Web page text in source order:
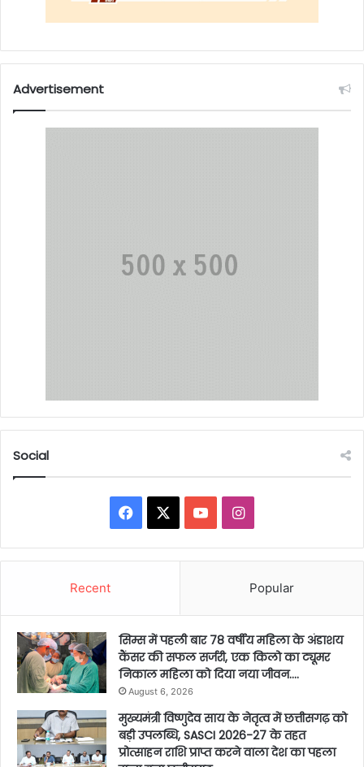
Advertisement
Social
Facebook YouTubeInstagram
Recent Popular
सिम्स में पहली बार 78 वर्षीय महिला के अंडाशय
कैंसर की सफल सर्जरी, एक किलो का ट्यूमर
निकाल महिला को दिया नया जीवन….
August 6, 2026
मुख्यमंत्री विष्णुदेव साय के नेतृत्व में छत्तीसगढ़ को
बड़ी उपलब्धि, SASCI 2026-27 के तहत
प्रोत्साहन राशि प्राप्त करने वाला देश का पहला